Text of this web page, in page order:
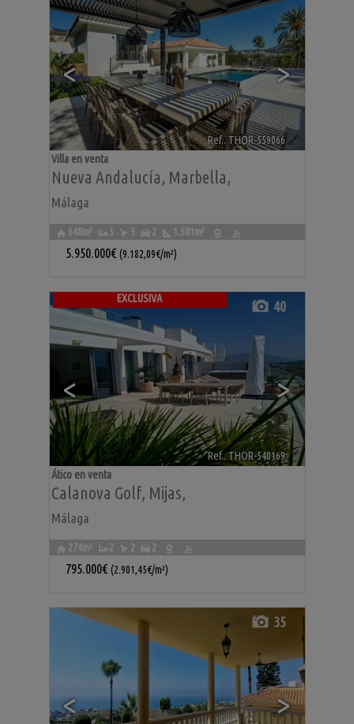
< >
Ref.. THOR-559066 🔗
Nueva Andalucía, Marbella,
Málaga
Villa en venta
648m² 5 5 2 1.581m²
5.950.000€ (9.182,09€/m²)
EXCLUSIVA
< >
40
Ref.. THOR-540169🔗
Calanova Golf, Mijas,
Málaga
Ático en venta
274m² 2 2 2
795.000€ (2.901,45€/m²)
< >
35